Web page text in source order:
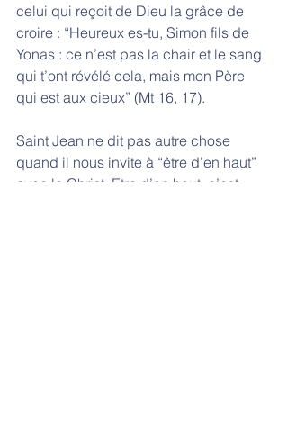
celui qui reçoit de Dieu la grâce de
croire : “Heureux es-tu, Simon fils de
Yonas : ce n’est pas la chair et le sang
qui t’ont révélé cela, mais mon Père
qui est aux cieux” (Mt 16, 17).
Saint Jean ne dit pas autre chose
quand il nous invite à “être d’en haut”
avec le Christ. Etre d’en haut, c’est